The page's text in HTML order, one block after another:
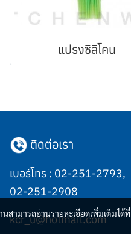
แปรงซิลิโคน
ติดต่อเรา
เบอร์โทร : 02-251-2793,
02-251-2908
kcr_u@hotmail.com
สามารถอ่านรายละเอียดเพิ่มเติมได้ที่